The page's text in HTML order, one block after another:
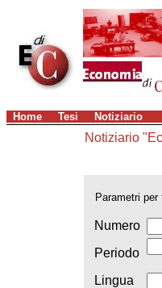
Home Tesi Notiziario
Notiziario
Parametri
Numero
Periodo
Lingua